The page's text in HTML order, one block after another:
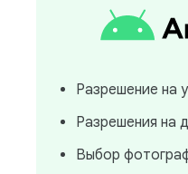
Разрешение на
Разрешения на
Выбор